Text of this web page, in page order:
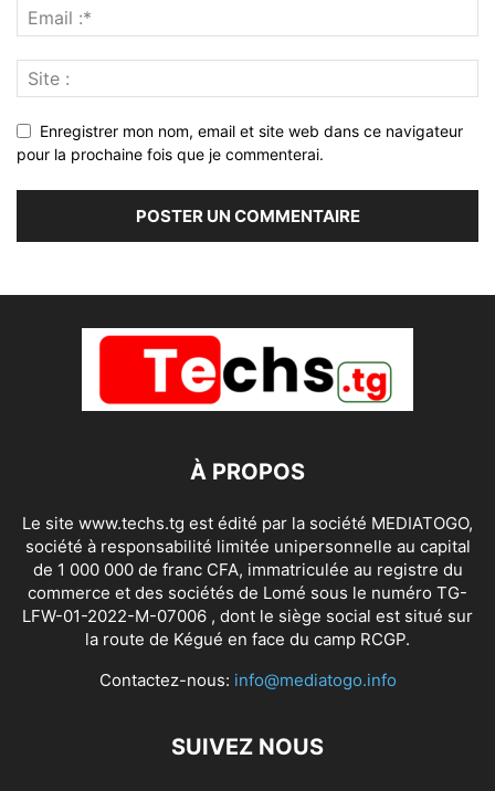
Enregistrer mon nom, email et site web dans ce navigateur
pour la prochaine fois que je commenterai.
À PROPOS
Le site www.techs.tg est édité par la société MEDIATOGO,
société à responsabilité limitée unipersonnelle au capital
de 1 000 000 de franc CFA, immatriculée au registre du
commerce et des sociétés de Lomé sous le numéro TG-
LFW-01-2022-M-07006 , dont le siège social est situé sur
la route de Kégué en face du camp RCGP.
Contactez-nous: info@mediatogo.info
SUIVEZ NOUS